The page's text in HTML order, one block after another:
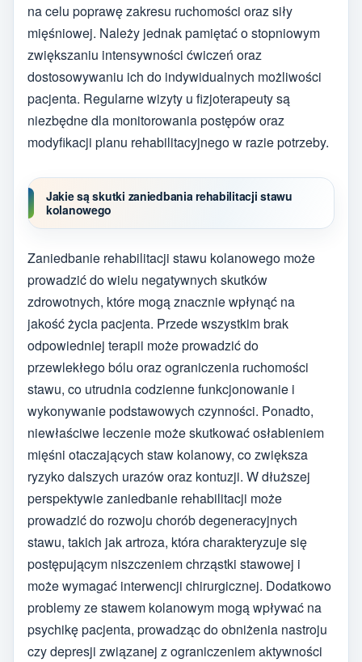
na celu poprawę zakresu ruchomości oraz siły
mięśniowej. Należy jednak pamiętać o stopniowym
zwiększaniu intensywności ćwiczeń oraz
dostosowywaniu ich do indywidualnych możliwości
pacjenta. Regularne wizyty u fizjoterapeuty są
niezbędne dla monitorowania postępów oraz
modyfikacji planu rehabilitacyjnego w razie potrzeby.
Jakie są skutki zaniedbania rehabilitacji stawu
kolanowego
Zaniedbanie rehabilitacji stawu kolanowego może
prowadzić do wielu negatywnych skutków
zdrowotnych, które mogą znacznie wpłynąć na
jakość życia pacjenta. Przede wszystkim brak
odpowiedniej terapii może prowadzić do
przewlekłego bólu oraz ograniczenia ruchomości
stawu, co utrudnia codzienne funkcjonowanie i
wykonywanie podstawowych czynności. Ponadto,
niewłaściwe leczenie może skutkować osłabieniem
mięśni otaczających staw kolanowy, co zwiększa
ryzyko dalszych urazów oraz kontuzji. W dłuższej
perspektywie zaniedbanie rehabilitacji może
prowadzić do rozwoju chorób degeneracyjnych
stawu, takich jak artroza, która charakteryzuje się
postępującym niszczeniem chrząstki stawowej i
może wymagać interwencji chirurgicznej. Dodatkowo
problemy ze stawem kolanowym mogą wpływać na
psychikę pacjenta, prowadząc do obniżenia nastroju
czy depresji związanej z ograniczeniem aktywności